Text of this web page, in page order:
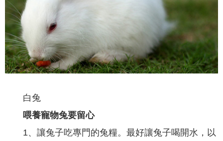
白兔
喂養寵物兔要留心
1、讓兔子吃專門的兔糧。最好讓兔子喝開水，以